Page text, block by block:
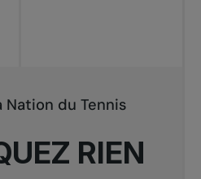
RIEN
du Tennis